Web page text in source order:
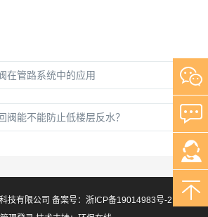
在管路系统中的应用
阀能不能防止低楼层反水？
技有限公司 备案号： 浙ICP备19014983号-2
站点地